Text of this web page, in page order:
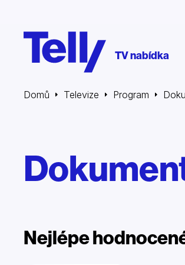
TV nabídka
Domů Televize Program
Nejlépe